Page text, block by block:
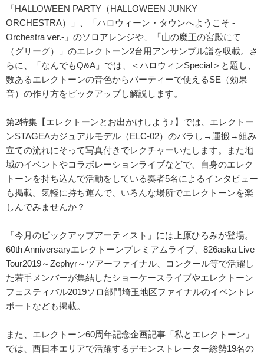
「HALLOWEEN PARTY（HALLOWEEN JUNKY
ORCHESTRA）」、「ハロウィーン・タウンへようこそ -
Orchestra ver.-」のソロアレンジや、「山の魔王の宮殿にて
（グリーグ）」のエレクトーン2台用アンサンブル譜を収載。さ
らに、「なんでもQ&A」では、＜ハロウィンSpecial＞と題し、
数あるエレクトーンの音色からパーティーで使えるSE（効果
音）の作り方をピックアップし解説します。
第2特集【エレクトーンとお出かけしよう♪】では、エレクトー
ンSTAGEAカジュアルモデル（ELC-02）のバラし→運搬→組み
立ての流れにそって写真付きでレクチャーいたします。また地
域のイベントやコラボレーションライブなどで、自身のエレク
トーンを持ち込んで活動をしている奏者5名によるインタビュー
も掲載。気軽に持ち運んで、いろんな場所でエレクトーンを楽
しんでみませんか？
「今月のピックアップアーティスト」には上原ひろみが登場。
60th Anniversaryエレクトーンプレミアムライブ、826aska Live
Tour2019～Zephyr～ツアーファイナル、コンクール等で活躍し
た若手メンバーが集結したショーケースライブやエレクトーン
フェスティバル2019ソロ部門埼玉地区ファイナルのイベントレ
ポートなども掲載。
また、エレクトーン60周年記念企画記事「私とエレクトーン」
では、西日本エリアで活躍するデモンストレーター総勢19名の